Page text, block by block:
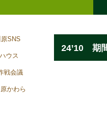
24’10 期